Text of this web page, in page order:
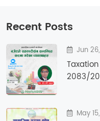
Recent Posts
Jun
2083/
May